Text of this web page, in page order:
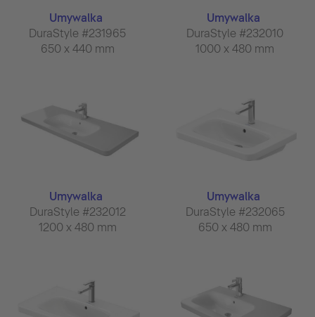
Umywalka
DuraStyle #231965
650 x 440 mm
Umywalka
DuraStyle #232010
1000 x 480 mm
Umywalka
DuraStyle #232012
1200 x 480 mm
Umywalka
DuraStyle #232065
650 x 480 mm